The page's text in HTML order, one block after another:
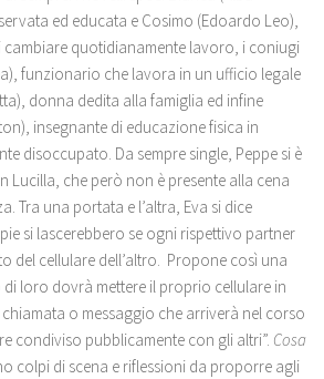
ed educata e Cosimo (Edoardo Leo),
cambiare quotidianamente lavoro, i coniugi
funzionario che lavora in un ufficio legale
donna dedita alla famiglia ed infine
insegnante di educazione fisica in
disoccupato. Da sempre single, Peppe si è
Lucilla, che però non è presente alla cena
Tra una portata e l’altra, Eva si dice
si lascerebbero se ogni rispettivo partner
del cellulare dell’altro. Propone così una
loro dovrà mettere il proprio cellulare in
o messaggio che arriverà nel corso
condiviso pubblicamente con gli altri”. Cosa
colpi di scena e riflessioni da proporre agli